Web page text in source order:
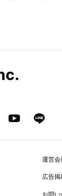
運営会
広告
お問